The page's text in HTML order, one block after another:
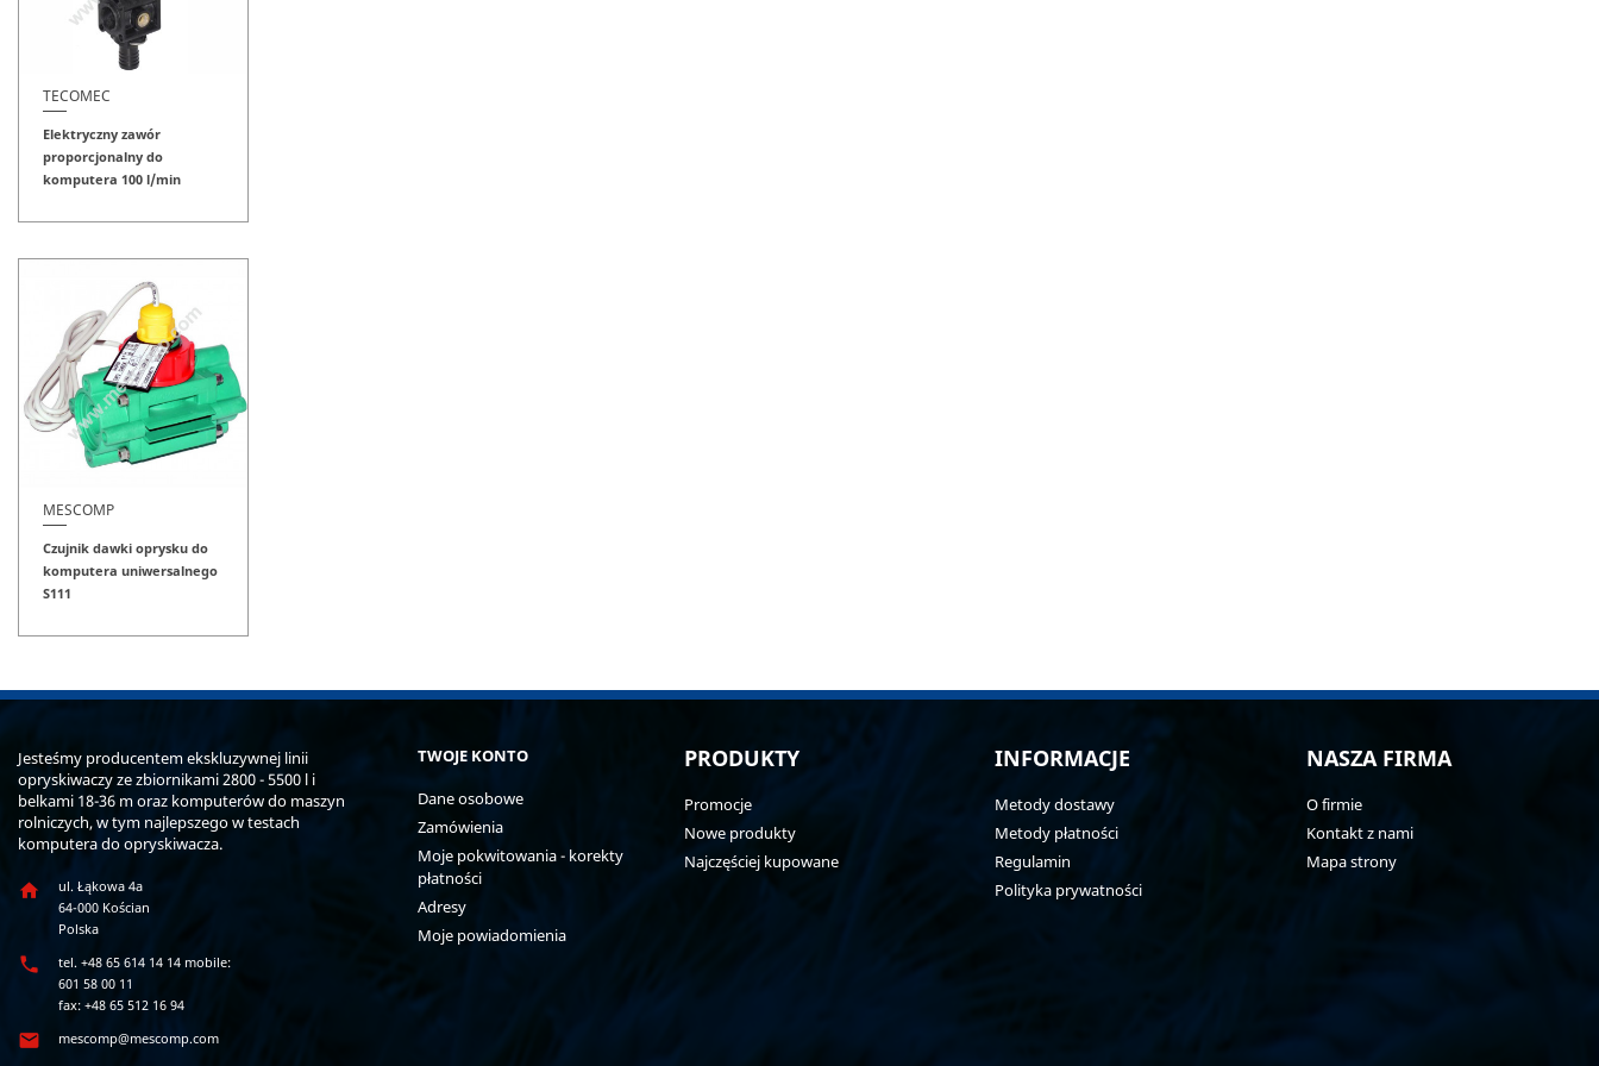
TECOMEC
Elektryczny zawór
proporcjonalny do
komputera 100 l/min
MESCOMP
Czujnik dawki oprysku do
komputera uniwersalnego
S111
Jesteśmy producentem ekskluzywnej linii
opryskiwaczy ze zbiornikami 2800 - 5500 l i
belkami 18-36 m oraz komputerów do maszyn
rolniczych, w tym najlepszego w testach
komputera do opryskiwacza.

ul. Łąkowa 4a
64-000 Kościan
Polska

tel. +48 65 614 14 14 mobile:
601 58 00 11
fax: +48 65 512 16 94
 mescomp@mescomp.com
TWOJE KONTO
Dane osobowe
Zamówienia
Moje pokwitowania - korekty
płatności
Adresy
Moje powiadomienia
PRODUKTY
Promocje
Nowe produkty
Najczęściej kupowane
INFORMACJE
Metody dostawy
Metody płatności
Regulamin
Polityka prywatności
NASZA FIRMA
O firmie
Kontakt z nami
Mapa strony